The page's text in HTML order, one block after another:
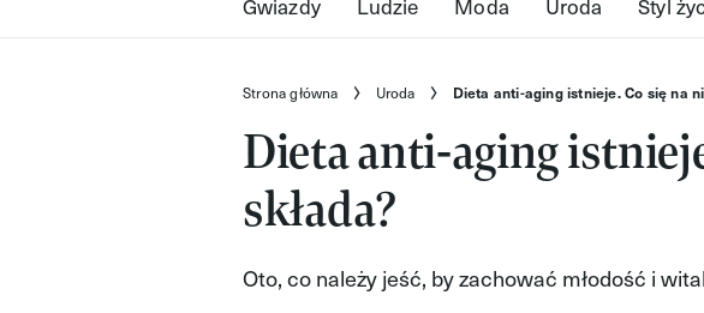
Strona główna Uroda Dieta anti-aging istnieje. Co się na
Dieta anti-aging
składa?
Oto, co należy jeść, by zachować młodość i